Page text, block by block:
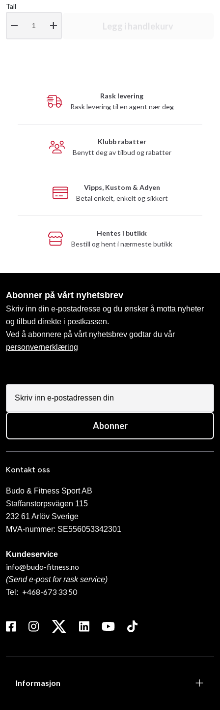
Tall
remove add Legg i handlekurv
Rask levering
Rask levering til en agent nær deg
Klubb rabatter
Benytt deg av tilbud og rabatter
Vipps, Kustom & Adyen
Betal enkelt, enkelt og sikkert
Hentes i butikk
Bestill og hent i nærmeste butikk
Abonner på vårt nyhetsbrev
Skriv inn din e-postadresse og du ønsker å motta nyheter
og tilbud direkte i postkassen.
Ved å abonnere på vårt nyhetsbrev godtar du vår
personvernerklæring
Abonner
Kontakt oss
Budo & Fitness Sport AB
Staffanstorpsvägen 115
232 61 Arlöv Sverige
MVA-nummer: SE556053342301
Kundeservice
info@budo-fitness.no
(Send e-post for rask service)
Tel: +468-673 33 50
Informasjon